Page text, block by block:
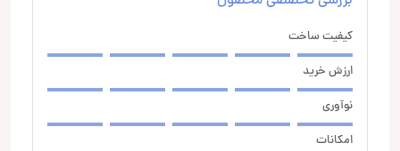
کیفیت ساخت
ارزش خرید
نوآوری
امکانات